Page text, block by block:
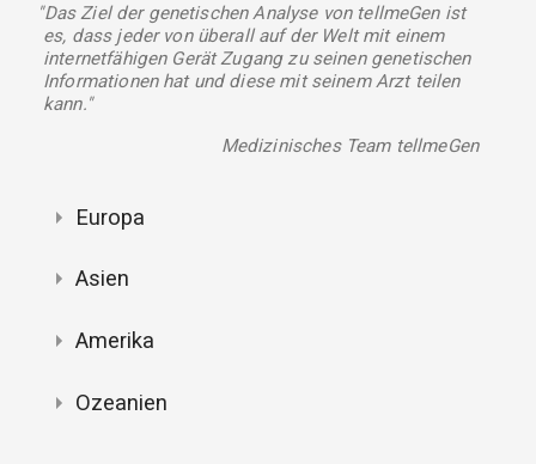
"Das Ziel der genetischen Analyse von tellmeGen ist
es, dass jeder von überall auf der Welt mit einem
internetfähigen Gerät Zugang zu seinen genetischen
Informationen hat und diese mit seinem Arzt teilen
kann."
Medizinisches Team tellmeGen
Europa
Asien
Amerika
Ozeanien